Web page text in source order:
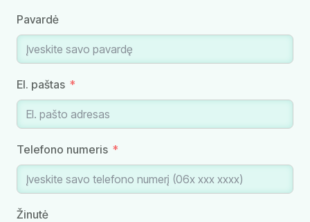
Pavardė
El. paštas
Telefono numeris
Žinutė